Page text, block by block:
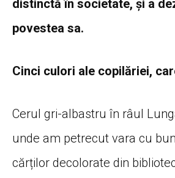
distinctă în societate, și a
povestea sa.
Cinci culori ale copilăriei,
Cerul gri-albastru în râul
unde am petrecut vara cu
cărților decolorate din